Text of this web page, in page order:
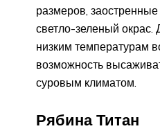
размеров,
светло-зеленый окрас.
низким температурам
возможность
суровым климатом.
Рябина Титан